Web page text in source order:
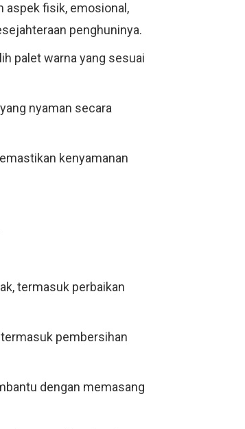
aspek fisik, emosional,
penghuninya.
palet warna yang sesuai
nyaman secara
kenyamanan
termasuk perbaikan
pembersihan
dengan memasang